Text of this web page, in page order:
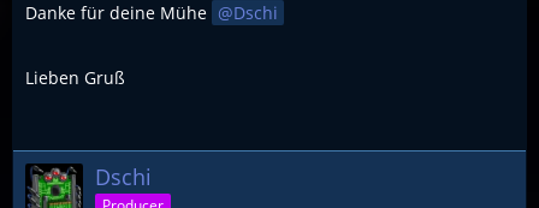
Danke für deine Mühe Dschi
Lieben Gruß
Dschi